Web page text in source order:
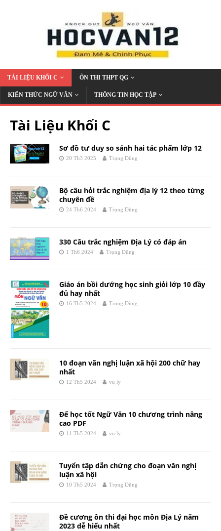
TÀI LIỆU KHỐI C ÔN THI THPT QG
KIẾN THỨC NGỮ VĂN THÔNG TIN HỌC TẬP
Tài Liệu Khối C
Sơ đồ tư duy so sánh hai tác phẩm lớp 12
20 Th3 2025 Trọng Dũng
Bộ câu hỏi trắc nghiệm địa lý 12 theo từng
chuyên đề
24 Th6 2024 Trọng Dũng
330 Câu trắc nghiệm Địa Lý có đáp án
1 Th6 2024 Trọng Dũng
Giáo án bồi dướng học sinh giỏi lớp 10 đầy
đủ hay nhất
16 Th5 2024 Trọng Dũng
10 đoạn văn nghị luận xã hội 200 chữ hay
nhất
12 Th5 2024 vu ly
Để học tốt Ngữ Văn 10 chương trình nâng
cao PDF
11 Th5 2024 vu ly
Tuyển tập dẫn chứng cho đoạn văn nghị
luận xã hội
10 Th5 2024 Trọng Dũng
Đề cương ôn thi đại học môn Địa Lý năm
2023 dễ hiểu nhất